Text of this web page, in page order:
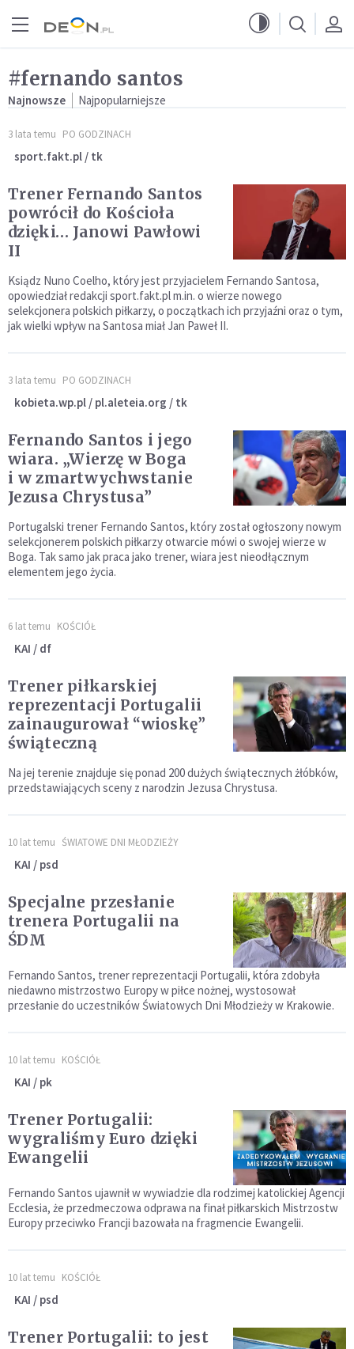
#fernando santos
Najnowsze Najpopularniejsze
3 lata temu PO GODZINACH
sport.fakt.pl / tk
Trener Fernando Santos
powrócił do Kościoła
dzięki… Janowi Pawłowi
II
Ksiądz Nuno Coelho, który jest przyjacielem Fernando Santosa,
opowiedział redakcji sport.fakt.pl m.in. o wierze nowego
selekcjonera polskich piłkarzy, o początkach ich przyjaźni oraz o tym,
jak wielki wpływ na Santosa miał Jan Paweł II.
3 lata temu PO GODZINACH
kobieta.wp.pl / pl.aleteia.org / tk
Fernando Santos i jego
wiara. „Wierzę w Boga
i w zmartwychwstanie
Jezusa Chrystusa”
Portugalski trener Fernando Santos, który został ogłoszony nowym
selekcjonerem polskich piłkarzy otwarcie mówi o swojej wierze w
Boga. Tak samo jak praca jako trener, wiara jest nieodłącznym
elementem jego życia.
6 lat temu KOŚCIÓŁ
KAI / df
Trener piłkarskiej
reprezentacji Portugalii
zainaugurował “wioskę”
świąteczną
Na jej terenie znajduje się ponad 200 dużych świątecznych żłóbków,
przedstawiających sceny z narodzin Jezusa Chrystusa.
10 lat temu ŚWIATOWE DNI MŁODZIEŻY
KAI / psd
Specjalne przesłanie
trenera Portugalii na
ŚDM
Fernando Santos, trener reprezentacji Portugalii, która zdobyła
niedawno mistrzostwo Europy w piłce nożnej, wystosował
przesłanie do uczestników Światowych Dni Młodzieży w Krakowie.
10 lat temu KOŚCIÓŁ
KAI / pk
Trener Portugalii:
wygraliśmy Euro dzięki
Ewangelii
Fernando Santos ujawnił w wywiadzie dla rodzimej katolickiej Agencji
Ecclesia, że przedmeczowa odprawa na finał piłkarskich Mistrzostw
Europy przeciwko Francji bazowała na fragmencie Ewangelii.
10 lat temu KOŚCIÓŁ
KAI / psd
Trener Portugalii: to jest